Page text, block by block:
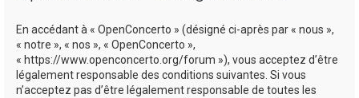
En accédant à « OpenConcerto » (désigné ci-après par « nous »,
« notre », « nos », « OpenConcerto »,
« https://www.openconcerto.org/forum »), vous acceptez d’être
légalement responsable des conditions suivantes. Si vous
n’acceptez pas d’être légalement responsable de toutes les